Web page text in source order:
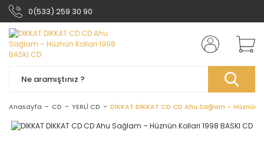
0(533) 259 30 90
Anasayfa CD YERLİ CD DİKKAT DİKKAT CD CD Ahu Sağlam – Hüznün